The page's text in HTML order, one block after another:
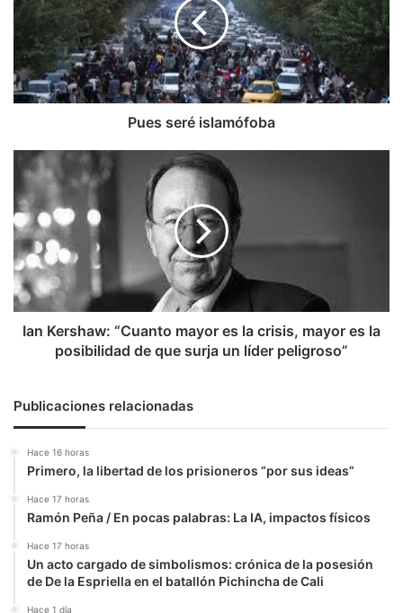
Pues seré islamófoba
Kershaw:
“Cuanto
mayor
es
la
crisis,
mayor
es
posibilidad
surja
un
peligroso”
Ian Kershaw: “Cuanto mayor es la crisis, mayor es la
posibilidad de que surja un líder peligroso”
Publicaciones relacionadas
Hace 16 horas
Primero, la libertad de los prisioneros “por sus ideas”
Hace 17 horas
Ramón Peña / En pocas palabras: La IA, impactos físicos
Hace 17 horas
Un acto cargado de simbolismos: crónica de la posesión
de De la Espriella en el batallón Pichincha de Cali
Hace 1 día